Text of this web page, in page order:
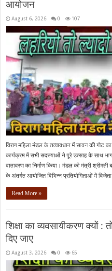
आयोजन
August 6, 2026 0 107
विराग महिला मंडल के तत्वावधान में सावन की गोट
कार्यक्रम में सभी सदस्याओं ने पूरे उत्साह के साथ
वातावरण का निर्माण किया। मंडल की मंत्री
के अंतर्गत आयोजित विभिन्न प्रतियोगिताओं में
Read More »
शिक्षा का व्यवसायीकरण क्यों :
दिए जाए
August 3, 2026 0 65